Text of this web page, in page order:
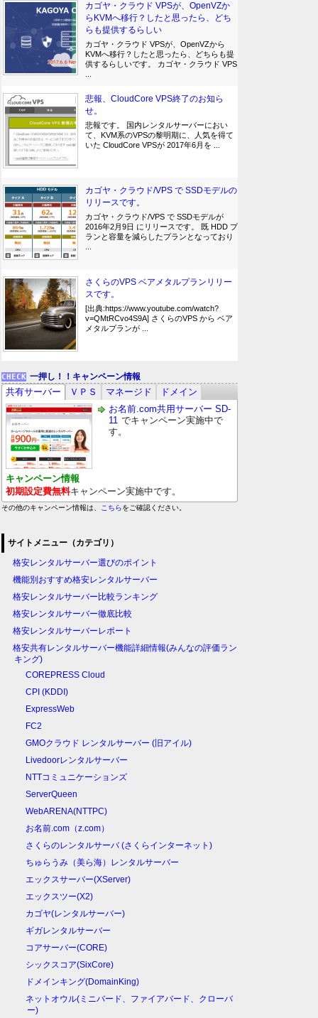
カゴヤ・クラウド VPSが、OpenVZか
らKVMへ移行？したと思ったら、どち
らも提供するらしい
カゴヤ・クラウド VPSが、OpenVZから
KVMへ移行？したと思ったら、どちらも提
供するらしいです。 カゴヤ・クラウド VPS
悲報、CloudCore VPS終了のお知ら
せ。
悲報です。 国内レンタルサーバーにおい
て、KVM系のVPSの黎明期に、人気を得て
いた CloudCore VPSが 2017年6月を ...
カゴヤ・クラウド/VPS で SSDモデルの
リリースです。
カゴヤ・クラウド/VPS で SSDモデルが
2016年2月9日 にリリースです。 既 HDD プ
ランと容量を減らしたプランとなっており
さくらのVPS ベアメタルプランリリー
スです。
[出典:https://www.youtube.com/watch?
v=QMtRCvo4S9A] さくらのVPS から ベア
メタルプランが ...
一押し！！キャンペーン情報
共有サーバー ＶＰＳ マネージド
ドメイン
お名前.com共用サーバー SD-
11 でキャンペーン実施中で
す。
キャンペーン情報
初期設定費無料キャンペーン実施中です。
その他のキャンペーン情報は、 こちらをご確認ください。
サイトメニュー（カテゴリ）
格安レンタルサーバー選びのポイント
機能別おすすめ格安レンタルサーバー
格安レンタルサーバー比較ランキング
格安レンタルサーバー徹底比較
格安レンタルサーバーレポート
格安共有レンタルサーバー機能詳細情報(みんなの評価ラン
キング)
COREPRESS Cloud
CPI (KDDI)
ExpressWeb
FC2
GMOクラウド レンタルサーバー (旧アイル)
Livedoorレンタルサーバー
NTTコミュニケーションズ
ServerQueen
WebARENA(NTTPC)
お名前.com（z.com）
さくらのレンタルサーバ (さくらインターネット)
ちゅらうみ（美ら海）レンタルサーバー
エックスサーバー(XServer)
エックスツー(X2)
カゴヤ(レンタルサーバー)
ギガレンタルサーバー
コアサーバー(CORE)
シックスコア(SixCore)
ドメインキング(DomainKing)
ネットオウル(ミニバード、ファイアバード、クローバ
ー)